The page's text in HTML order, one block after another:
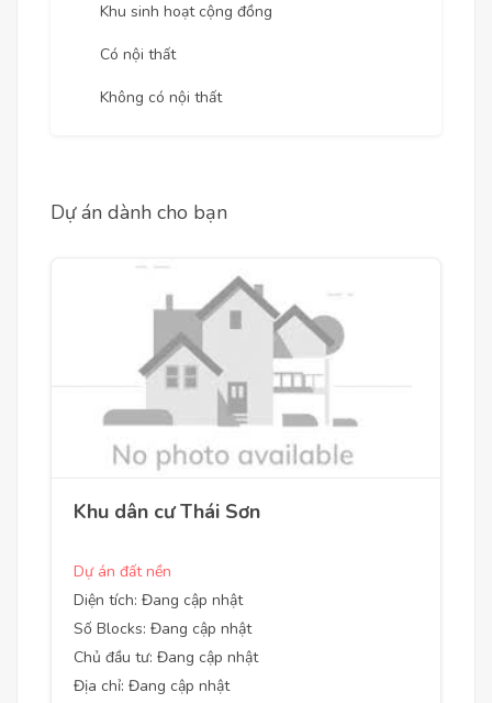
Khu sinh hoạt cộng đồng
Có nội thất
Không có nội thất
Dự án dành cho bạn
Khu dân cư Thái Sơn
Dự án đất nền
Diện tích: Đang cập nhật
Số Blocks: Đang cập nhật
Chủ đầu tư: Đang cập nhật
Địa chỉ: Đang cập nhật